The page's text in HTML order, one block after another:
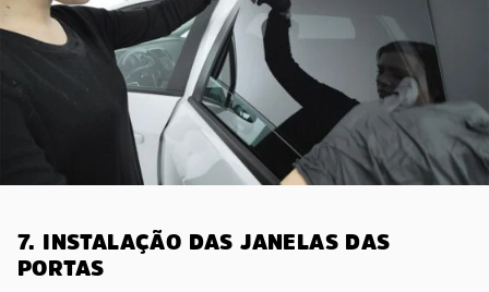
7. INSTALAÇÃO DAS JANELAS DAS
PORTAS